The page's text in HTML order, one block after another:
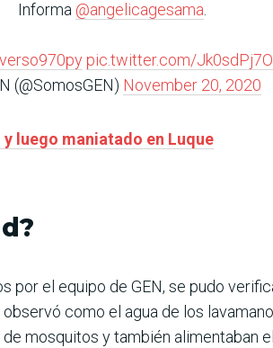
Informa @angelicagesama
pic.twitter.com/
(@SomosGEN) November 20, 2020
luego maniatado en Luque
por el equipo de GEN, se pudo
como el agua de los
mosquitos y también alimentaban